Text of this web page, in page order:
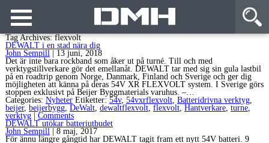
Tag Archives: flexvolt
DEWALT i en stad nära dig
John Sempill
13 juni, 2018
Det är inte bara rockband som åker ut på turné. Till och med
verktygstillverkare gör det emellanåt. DEWALT tar med sig sin gula lastbil
på en roadtrip genom Norge, Danmark, Finland och Sverige och ger dig
möjligheten att känna på deras 54V XR FLEXVOLT system. I Sverige görs
stoppen exklusivt på Beijer Byggmaterials varuhus. –…
Categories: Nyheter Etiketter: 54v, 54vxrflexvolt, Batteridrivna verktyg,
beijer, beijerbygg, DeWalt, dewaltflexvolt, flexvolt, Hantverkare, turne,
verktyg
Comments
DEWALT utökar batteriutbudet
John Sempill
8 maj, 2017
För ännu längre gångtid har DEWALT tagit fram ett nytt 54V batteri. 9